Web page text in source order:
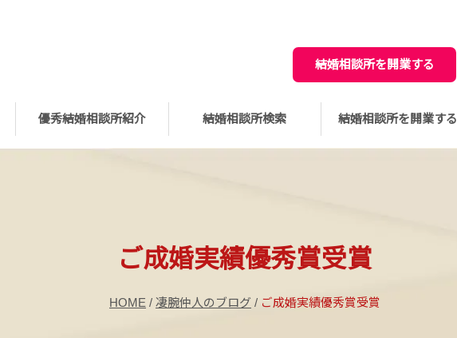
結婚相談所を開業する
優秀結婚相談所紹介 結婚相談所検索 結婚相談所を開業する
ご成婚実績優秀賞受賞
HOME / 凄腕仲人のブログ / ご成婚実績優秀賞受賞